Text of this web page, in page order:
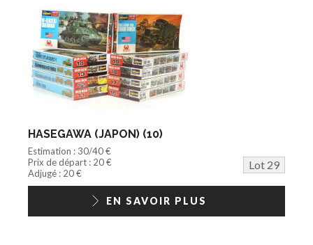
HASEGAWA (JAPON) (10)
Estimation : 30/40 €
Prix de départ : 20 €
Lot 29
Adjugé : 20 €
EN SAVOIR PLUS